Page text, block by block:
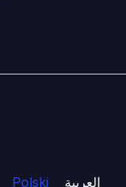
Polski العربية